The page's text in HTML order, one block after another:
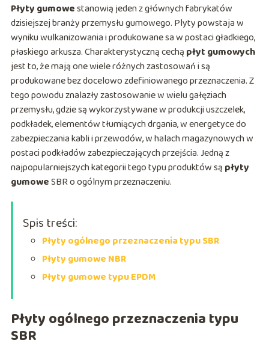
Płyty gumowestanowią jeden z głównych fabrykatów
dzisiejszej branży przemysłu gumowego. Plyty powstaja w
wyniku wulkanizowania i produkowane sa w postaci gładkiego,
płaskiego arkusza. Charakterystyczną cechą płyt gumowych
jest to, że mają one wiele różnych zastosowań i są
produkowane bez docelowo zdefiniowanego przeznaczenia. Z
tego powodu znalazły zastosowanie w wielu gałęziach
przemysłu, gdzie są wykorzystywane w produkcji uszczelek,
podkładek, elementów tłumiących drgania, w energetyce do
zabezpieczania kabli i przewodów, w halach magazynowych w
postaci podkładów zabezpieczających przejścia. Jedną z
najpopularniejszych kategorii tego typu produktów są płyty
gumoweSBR o ogólnym przeznaczeniu.
Spis treści:
Płyty ogólnego przeznaczenia typu SBR
Płyty gumowe NBR
Płyty gumowe typu EPDM
Płyty ogólnego przeznaczenia typu
SBR